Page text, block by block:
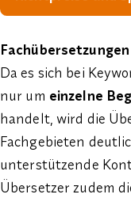
Da es sich bei
nur um einzelne
handelt, wird die
Fachgebieten
unterstützende
Übersetzer zudem